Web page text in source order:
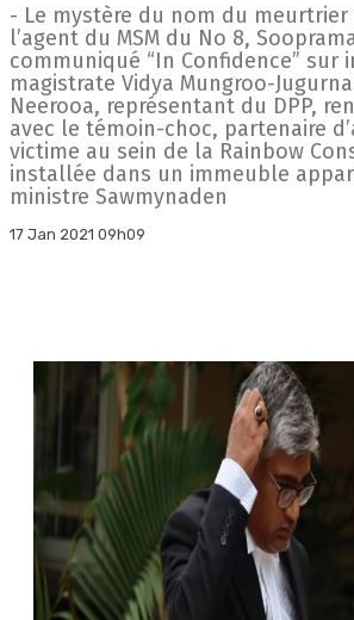
- Le mystère du nom du meurtrier
l’agent du MSM du No 8,
communiqué “In Confidence” sur
magistrate Vidya Mungroo-
Neerooa, représentant du DPP,
avec le témoin-choc, partenaire
victime au sein de la Rainbow
installée dans un immeuble
ministre Sawmynaden
17 Jan 2021 09h09